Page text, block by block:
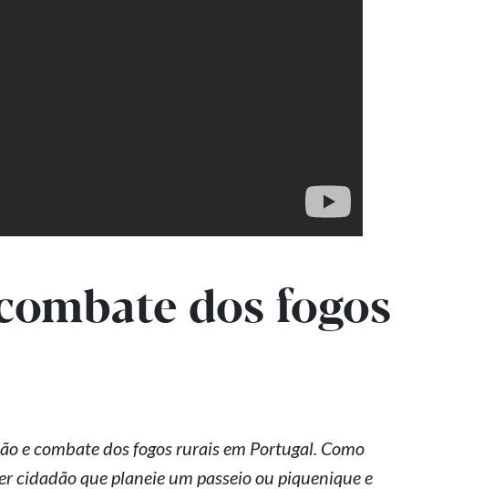
dos fogos
e combate dos fogos rurais em Portugal. Como
cidadão que planeie um passeio ou piquenique e